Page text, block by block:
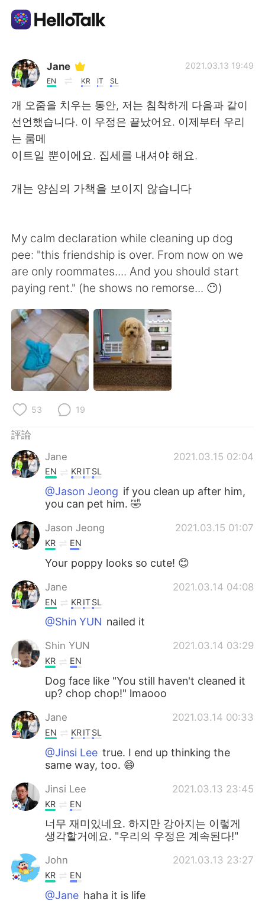
語言交換應用
AI Grammar Checker
繁體中文
Français Deutsch
日本語 한국어
Indonesia Italiano
Türkçe Tiếng Việt
Português
Jane
EN KR IT SL
2021.03.13 19:49
개 오줌을 치우는 동안, 저는 침착하게 다음과 같이
선언했습니다. 이 우정은 끝났어요. 이제부터 우리
는 룸메
이트일 뿐이에요. 집세를 내셔야 해요.
개는 양심의 가책을 보이지 않습니다
My calm declaration while cleaning up dog
pee: "this friendship is over. From now on we
are only roommates.... And you should start
paying rent." (he shows no remorse... 😶)
53 19
評論
Jane
2021.03.15 02:04
EN KRITSL
@Jason Jeong if you clean up after him,
you can pet him. 🤣
Jason Jeong 2021.03.15 01:07
KR EN
Your poppy looks so cute! 😊
Jane 2021.03.14 04:08
EN KRITSL
@Shin YUN nailed it
Shin YUN 2021.03.14 03:29
KR EN
Dog face like "You still haven't cleaned it
up? chop chop!" lmaooo
Jane 2021.03.14 00:33
EN KRITSL
@Jinsi Lee true. I end up thinking the
same way, too. 😄
Jinsi Lee 2021.03.13 23:45
KR EN
너무 재미있네요. 하지만 강아지는 이렇게
생각할거에요. "우리의 우정은 계속된다!"
John 2021.03.13 23:27
KR EN
@Jane haha it is life